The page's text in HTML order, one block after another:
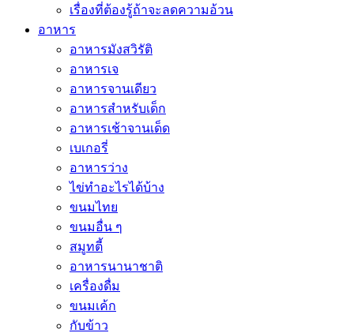
เรื่องที่ต้องรู้ถ้าจะลดความอ้วน
อาหาร
อาหารมังสวิรัติ
อาหารเจ
อาหารจานเดียว
อาหารสำหรับเด็ก
อาหารเช้าจานเด็ด
เบเกอรี่
อาหารว่าง
ไข่ทำอะไรได้บ้าง
ขนมไทย
ขนมอื่น ๆ
สมูทตี้
อาหารนานาชาติ
เครื่องดื่ม
ขนมเค้ก
กับข้าว